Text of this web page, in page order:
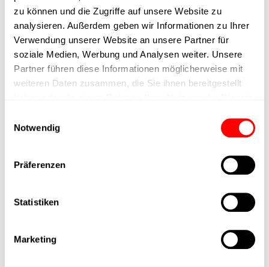
zu können und die Zugriffe auf unsere Website zu
analysieren. Außerdem geben wir Informationen zu Ihrer
Verwendung unserer Website an unsere Partner für
soziale Medien, Werbung und Analysen weiter. Unsere
Partner führen diese Informationen möglicherweise mit
weiteren Daten zusammen, die Sie ihnen bereitgestellt
Notwendig
Präferenzen
Statistiken
Marketing
Ausführung
max. Drehzahl
Nennkraft
Max. Halterkraft